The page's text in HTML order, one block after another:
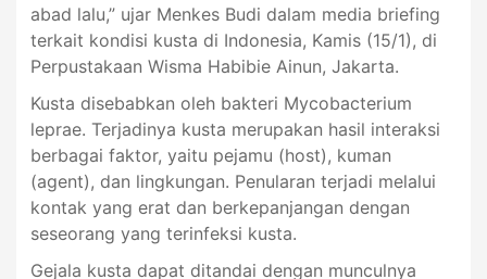
abad lalu,” ujar Menkes Budi dalam media briefing
terkait kondisi kusta di Indonesia, Kamis (15/1), di
Perpustakaan Wisma Habibie Ainun, Jakarta.
Kusta disebabkan oleh bakteri Mycobacterium
leprae. Terjadinya kusta merupakan hasil interaksi
berbagai faktor, yaitu pejamu (host), kuman
(agent), dan lingkungan. Penularan terjadi melalui
kontak yang erat dan berkepanjangan dengan
seseorang yang terinfeksi kusta.
Gejala kusta dapat ditandai dengan munculnya